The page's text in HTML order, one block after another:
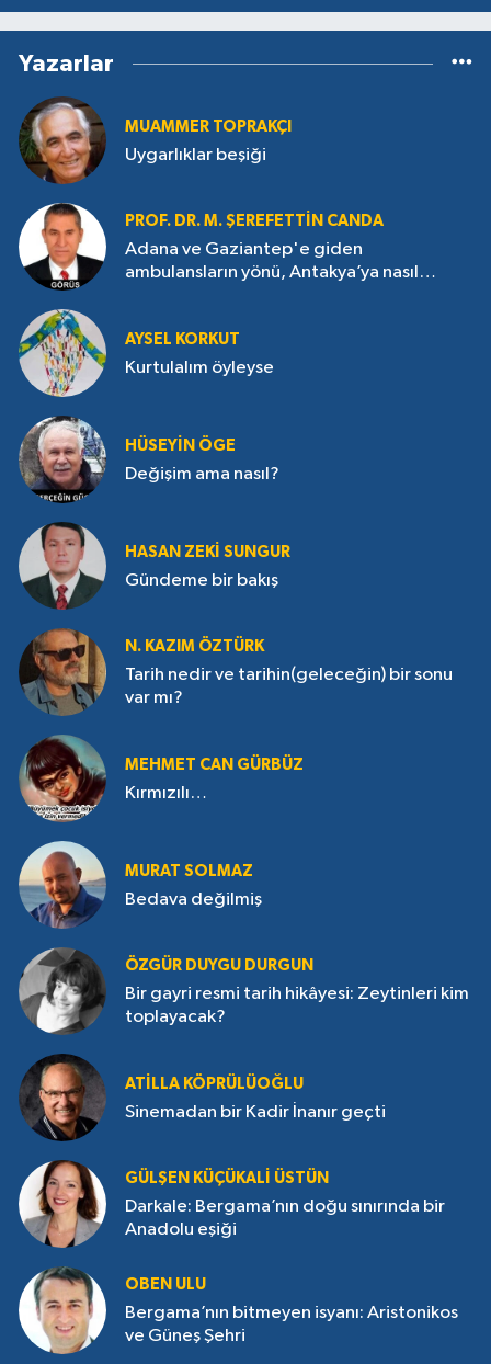
Yazarlar
MUAMMER TOPRAKÇI
Uygarlıklar beşiği
PROF. DR. M. ŞEREFETTIN CANDA
Adana ve Gaziantep'e giden
ambulansların yönü, Antakya’ya nasıl
AYSEL KORKUT
Kurtulalım öyleyse
HÜSEYIN ÖGE
Değişim ama nasıl?
HASAN ZEKI SUNGUR
Gündeme bir bakış
N. KAZIM ÖZTÜRK
Tarih nedir ve tarihin(geleceğin) bir sonu
var mı?
MEHMET CAN GÜRBÜZ
Kırmızılı…
MURAT SOLMAZ
Bedava değilmiş
ÖZGÜR DUYGU DURGUN
Bir gayri resmi tarih hikâyesi: Zeytinleri kim
toplayacak?
ATILLA KÖPRÜLÜOĞLU
Sinemadan bir Kadir İnanır geçti
GÜLŞEN KÜÇÜKALI ÜSTÜN
Darkale: Bergama’nın doğu sınırında bir
Anadolu eşiği
OBEN ULU
Bergama’nın bitmeyen isyanı: Aristonikos
ve Güneş Şehri